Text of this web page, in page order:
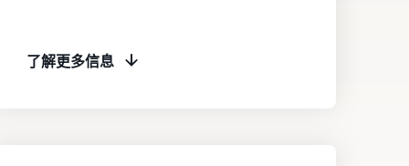
了解更多信息